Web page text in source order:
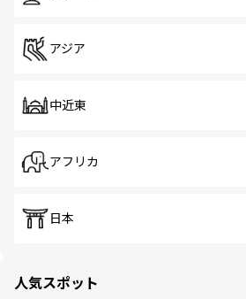
アジア
中近東
アフリカ
日本
人気スポット